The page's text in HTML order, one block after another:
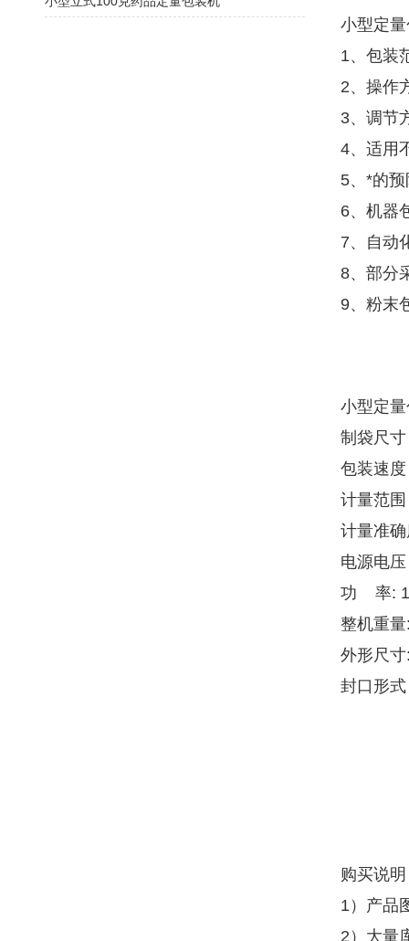
小型定
1、包装
2、操作
3、调节
4、适用
5、*的
6、机器
7、自动
8、部分
9、粉末
小型定
制袋尺
包装速
计量范
计量准
电源电
功 率:
整机重
外形尺
封口形
购买说
1）产品
2）大量